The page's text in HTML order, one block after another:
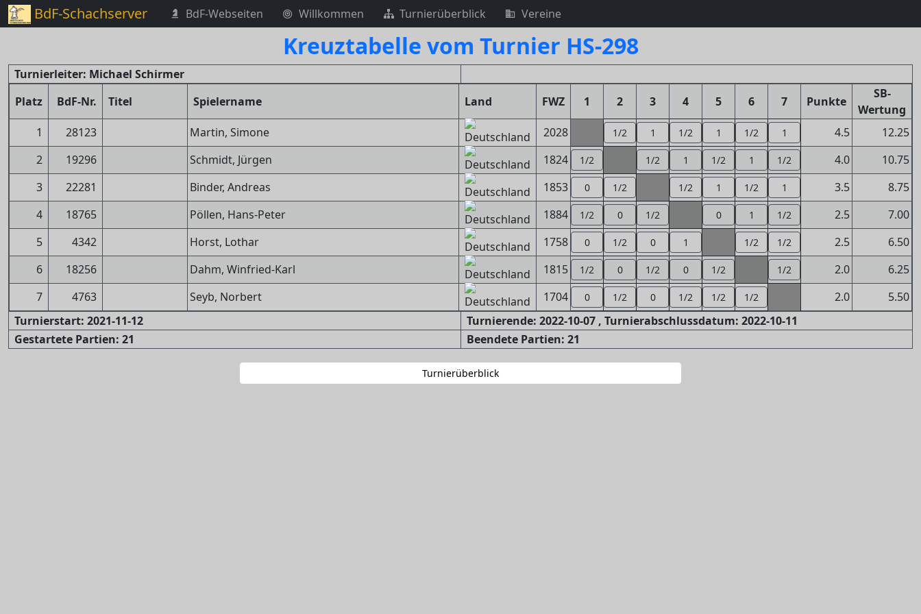
BdF-Schachserver BdF-Webseiten Willkommen Turnierüberblick Vereine
Kreuztabelle vom Turnier HS-298
Turnierleiter: Michael Schirmer
Platz
BdF-Nr. Titel Spielername Land FWZ 1 2 3 4 5 6 7 Punkte
SB-
Wertung
1
28123 Martin, Simone 2028 1/2 1 1/2 1 1/2 1 4.5
12.25
2
19296 Schmidt, Jürgen 1824 1/2 1/2 1 1/2 1 1/2 4.0
10.75
3
22281 Binder, Andreas 1853 0 1/2 1/2 1 1/2 1 3.5
8.75
4
18765 Pöllen, Hans-Peter 1884 1/2 0 1/2 0 1 1/2 2.5
7.00
5
4342 Horst, Lothar 1758 0 1/2 0 1 1/2 1/2 2.5
6.50
6
18256 Dahm, Winfried-Karl 1815 1/2 0 1/2 0 1/2 1/2 2.0
6.25
7
4763 Seyb, Norbert 1704 0 1/2 0 1/2 1/2 1/2 2.0
5.50
Turnierstart: 2021-11-12
Turnierende: 2022-10-07 , Turnierabschlussdatum: 2022-10-11
Gestartete Partien: 21
Beendete Partien: 21
Turnierüberblick